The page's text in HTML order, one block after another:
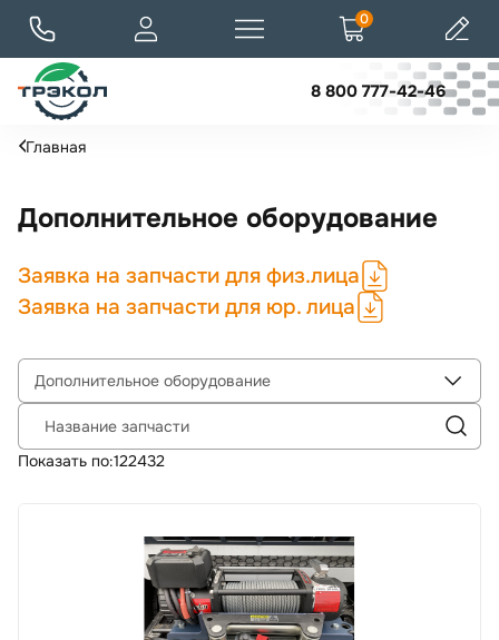
8 800 777-42-46
0
Главная
Дополнительное оборудование
Заявка на запчасти для физ.лица
Заявка на запчасти для юр. лица
Дополнительное оборудование
Название запчасти
Показать по:122432